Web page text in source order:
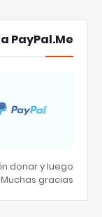
PayPal.Me
donar y luego
gracias!